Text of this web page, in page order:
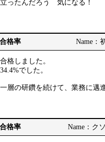
ったんだろう 気になる！
格率 Name：
格しました。
でした。
層の研鑽を続けて、業務に邁
格率 Name：ク